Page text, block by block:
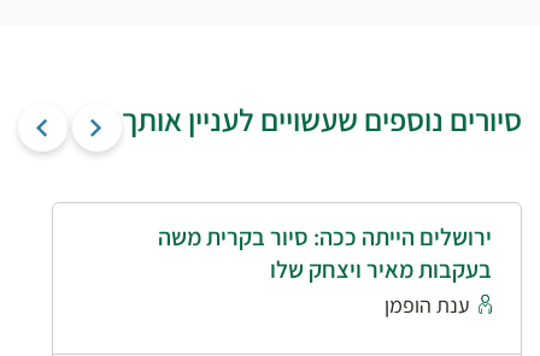
סיורים נוספים שעשויים לעניין אותך
ירושלים הייתה ככה: סיור בקרית משה
בעקבות מאיר ויצחק שלו
ענת הופמן